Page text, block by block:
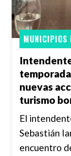
nuevas
turismo
MUNICIPIOS
El
Sebastián
encuentro